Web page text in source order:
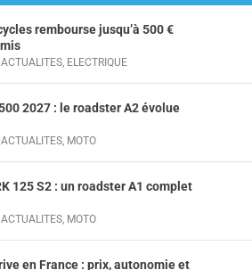
rembourse jusqu’à 500 €
ACTUALITES, ELECTRIQUE
2027 : le roadster A2 évolue
ACTUALITES, MOTO
125 S2 : un roadster A1 complet
ACTUALITES, MOTO
en France : prix, autonomie et